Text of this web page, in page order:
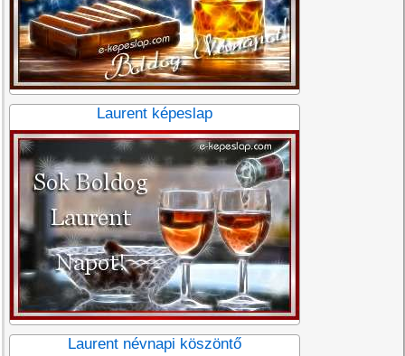
Laurent képeslap
Laurent névnapi köszöntő